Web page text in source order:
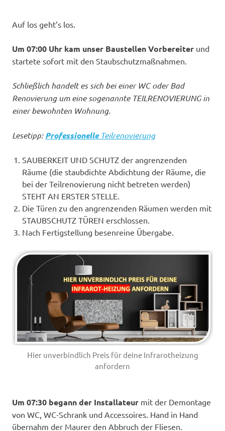
Auf los geht’s los.
Um 07:00 Uhr kam unser Baustellen Vorbereiter und
startete sofort mit den Staubschutzmaßnahmen.
Schließlich handelt es sich bei einer WC oder Bad
Renovierung um eine sogenannte TEILRENOVIERUNG in
einer bewohnten Wohnung.
Lesetipp:ProfessionelleTeilrenovierung
SAUBERKEIT UND SCHUTZ der angrenzenden
Räume (die staubdichte Abdichtung der Räume, die
bei der Teilrenovierung nicht betreten werden)
STEHT AN ERSTER STELLE.
Die Türen zu den angrenzenden Räumen werden mit
STAUBSCHUTZ TÜREN erschlossen.
Nach Fertigstellung besenreine Übergabe.
Hier unverbindlich Preis für deine Infrarotheizung
anfordern
Um 07:30 begann der Installateur mit der Demontage
von WC, WC-Schrank und Accessoires. Hand in Hand
übernahm der Maurer den Abbruch der Fliesen.